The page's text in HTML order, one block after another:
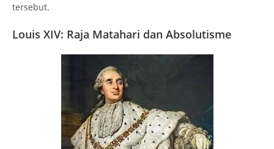
tersebut.
Louis XIV: Raja Matahari dan Absolutisme